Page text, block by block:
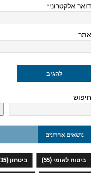
דואר אלקטרוני*
אתר
חיפוש
נושאים אחרונים
ביטוח לאומי (55) ביטחון (35)